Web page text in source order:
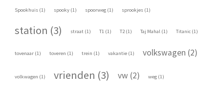
Spookhuis (1) spooky (1) spoorweg (1) sprookjes (1)
station (3) straat (1) T1 (1) T2 (1) Taj Mahal (1) Titanic (1)
tovenaar (1) toveren (1) trein (1) vakantie (1) volkswagen (2)
volkwagen (1) vrienden (3) vw (2) weg (1)